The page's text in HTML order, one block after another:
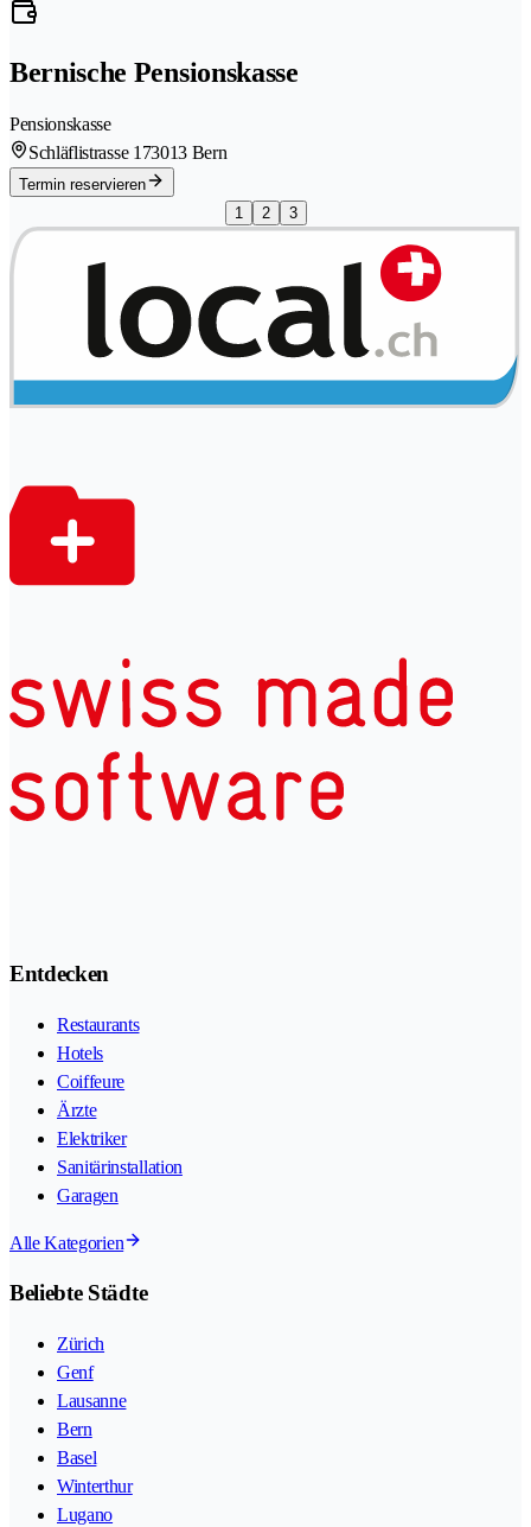
Bernische Pensionskasse
Pensionskasse
Schläflistrasse 173013 Bern
Termin reservieren
1
2 3
Entdecken
Restaurants
Hotels
Coiffeure
Ärzte
Elektriker
Sanitärinstallation
Garagen
Alle Kategorien
Beliebte Städte
Zürich
Genf
Lausanne
Bern
Basel
Winterthur
Lugano